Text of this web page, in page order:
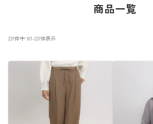
商品一覧
237件中 181-237件表示